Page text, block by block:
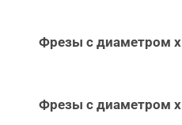
Фрезы с диаметром
Фрезы с диаметром